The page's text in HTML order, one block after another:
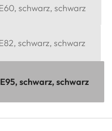
schwarz, schwarz
schwarz, schwarz
schwarz, schwarz